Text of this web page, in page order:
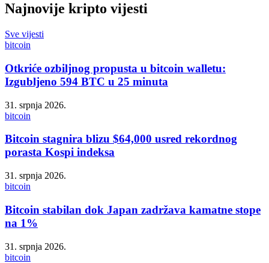
Najnovije kripto vijesti
Sve vijesti
bitcoin
Otkriće ozbiljnog propusta u bitcoin walletu:
Izgubljeno 594 BTC u 25 minuta
31. srpnja 2026.
bitcoin
Bitcoin stagnira blizu $64,000 usred rekordnog
porasta Kospi indeksa
31. srpnja 2026.
bitcoin
Bitcoin stabilan dok Japan zadržava kamatne stope
na 1%
31. srpnja 2026.
bitcoin